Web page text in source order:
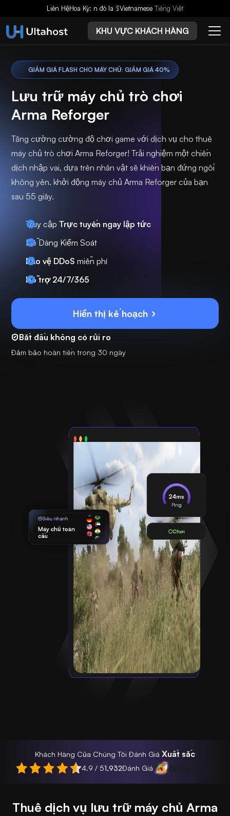
Liên HệHoa Kỳ: n đô la $Vietnamese Tiếng Việt
KHU VỰC KHÁCH HÀNG
GIẢM GIÁ FLASH CHO MÁY CHỦ: GIẢM GIÁ 40%
Lưu trữ máy chủ trò chơi
Arma Reforger
Tăng cường cường độ chơi game với dịch vụ cho thuê
máy chủ trò chơi Arma Reforger! Trải nghiệm một chiến
dịch nhập vai, dựa trên nhân vật sẽ khiến bạn đứng ngồi
không yên. khởi động máy chủ Arma Reforger của bạn
sau 55 giây.
Truy cập Trực tuyến ngay lập tức
Dễ Dàng Kiểm Soát
Bảo vệ DDoS miễn phí
Hỗ trợ 24/7/365
Hiển thị kế hoạch
Bắt đầu không có rủi ro
Đảm bảo hoàn tiền trong 30 ngày
Siêu nhanh
Máy chủ toàn
cầu
24ms
Ping
Chơi
Khách Hàng Của Chúng Tôi Đánh Giá Xuất sắc
4.9 / 51,932Đánh Giá
Thuê dịch vụ lưu trữ máy chủ Arma